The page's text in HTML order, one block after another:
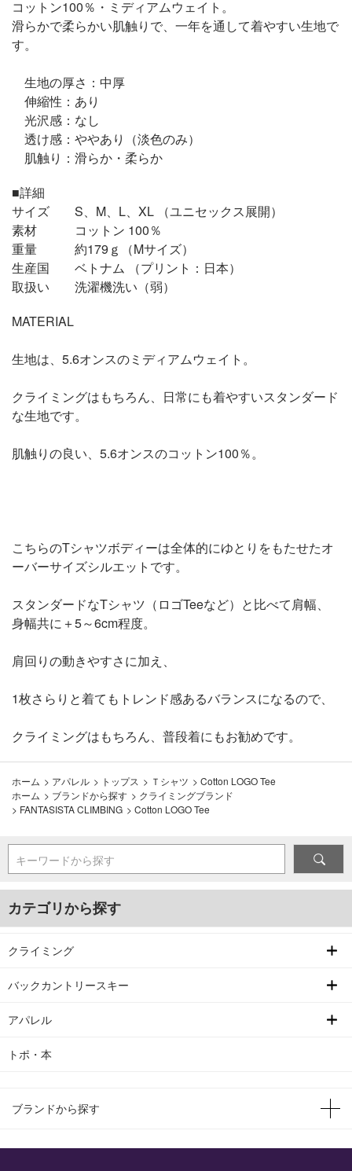
コットン100％・ミディアムウェイト。
滑らかで柔らかい肌触りで、一年を通して着やすい生地で
す。
生地の厚さ：中厚
伸縮性：あり
光沢感：なし
透け感：ややあり（淡色のみ）
肌触り：滑らか・柔らか
■詳細
サイズ S、M、L、XL （ユニセックス展開）
素材 コットン 100％
重量 約179ｇ（Mサイズ）
生産国 ベトナム （プリント：日本）
取扱い 洗濯機洗い（弱）
MATERIAL
生地は、5.6オンスのミディアムウェイト。
クライミングはもちろん、日常にも着やすいスタンダード
な生地です。
肌触りの良い、5.6オンスのコットン100％。
こちらのTシャツボディーは全体的にゆとりをもたせたオ
ーバーサイズシルエットです。
スタンダードなTシャツ（ロゴTeeなど）と比べて肩幅、
身幅共に＋5～6cm程度。
肩回りの動きやすさに加え、
1枚さらりと着てもトレンド感あるバランスになるので、
クライミングはもちろん、普段着にもお勧めです。
ホーム > アパレル > トップス > Ｔシャツ > Cotton LOGO Tee
ホーム > ブランドから探す > クライミングブランド
> FANTASISTA CLIMBING > Cotton LOGO Tee
キーワードから探す
カテゴリから探す
クライミング
バックカントリースキー
アパレル
トポ・本
ブランドから探す